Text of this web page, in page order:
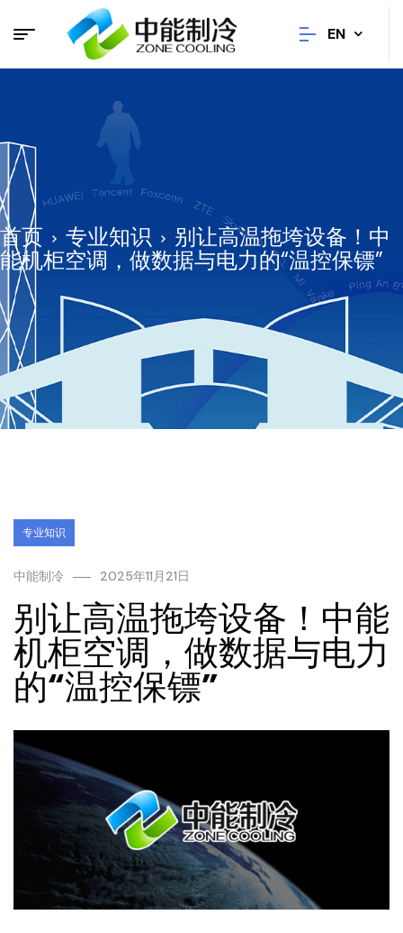
EN
首页 专业知识
别让高温拖垮设备！中
能机柜空调，做数据与电力的“温控保镖”
专业知识
中能制冷 2025年11月21日
别让高温拖垮设备！中能
机柜空调，做数据与电力
的“温控保镖”